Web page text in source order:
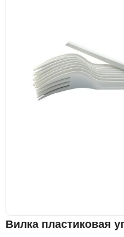
Вилка пластиковая